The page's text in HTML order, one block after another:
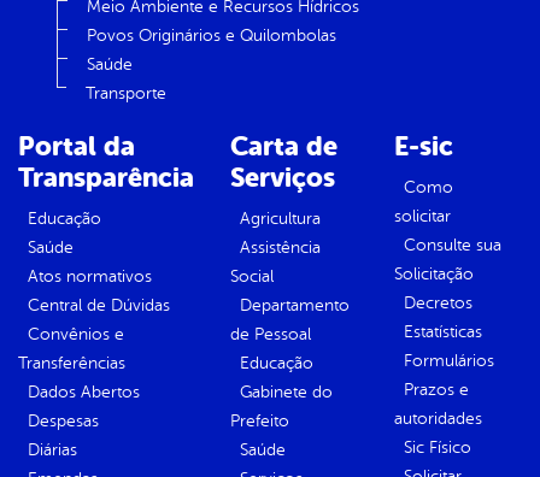
Meio Ambiente e Recursos Hídricos
Povos Originários e Quilombolas
Saúde
Transporte
Portal da
Transparência
Educação
Saúde
Atos normativos
Central de Dúvidas
Convênios e
Transferências
Dados Abertos
Despesas
Diárias
Carta de
Serviços
Agricultura
Assistência
Social
Departamento
de Pessoal
Educação
Gabinete do
Prefeito
Saúde
E-sic
Como
solicitar
Consulte sua
Solicitação
Decretos
Estatísticas
Formulários
Prazos e
autoridades
Sic Físico